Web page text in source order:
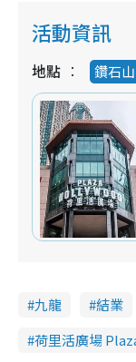
活動資訊
地點 鑽石山
九龍 結業
荷里活廣場